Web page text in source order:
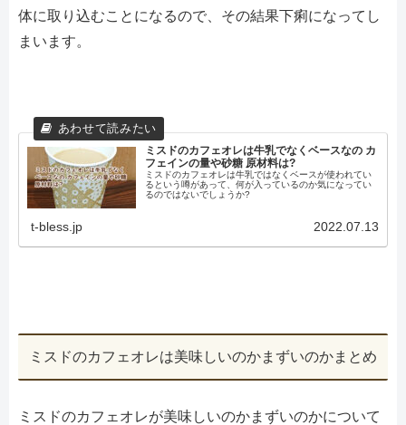
体に取り込むことになるので、その結果下痢になってし
まいます。
ミスドのカフェオレは牛乳でなくベースなの カ
フェインの量や砂糖 原材料は?
ミスドのカフェオレは牛乳ではなくベースが使われてい
るという噂があって、何が入っているのか気になってい
るのではないでしょうか?
t-bless.jp 2022.07.13
ミスドのカフェオレは美味しいのかまずいのかまとめ
ミスドのカフェオレが美味しいのかまずいのかについて